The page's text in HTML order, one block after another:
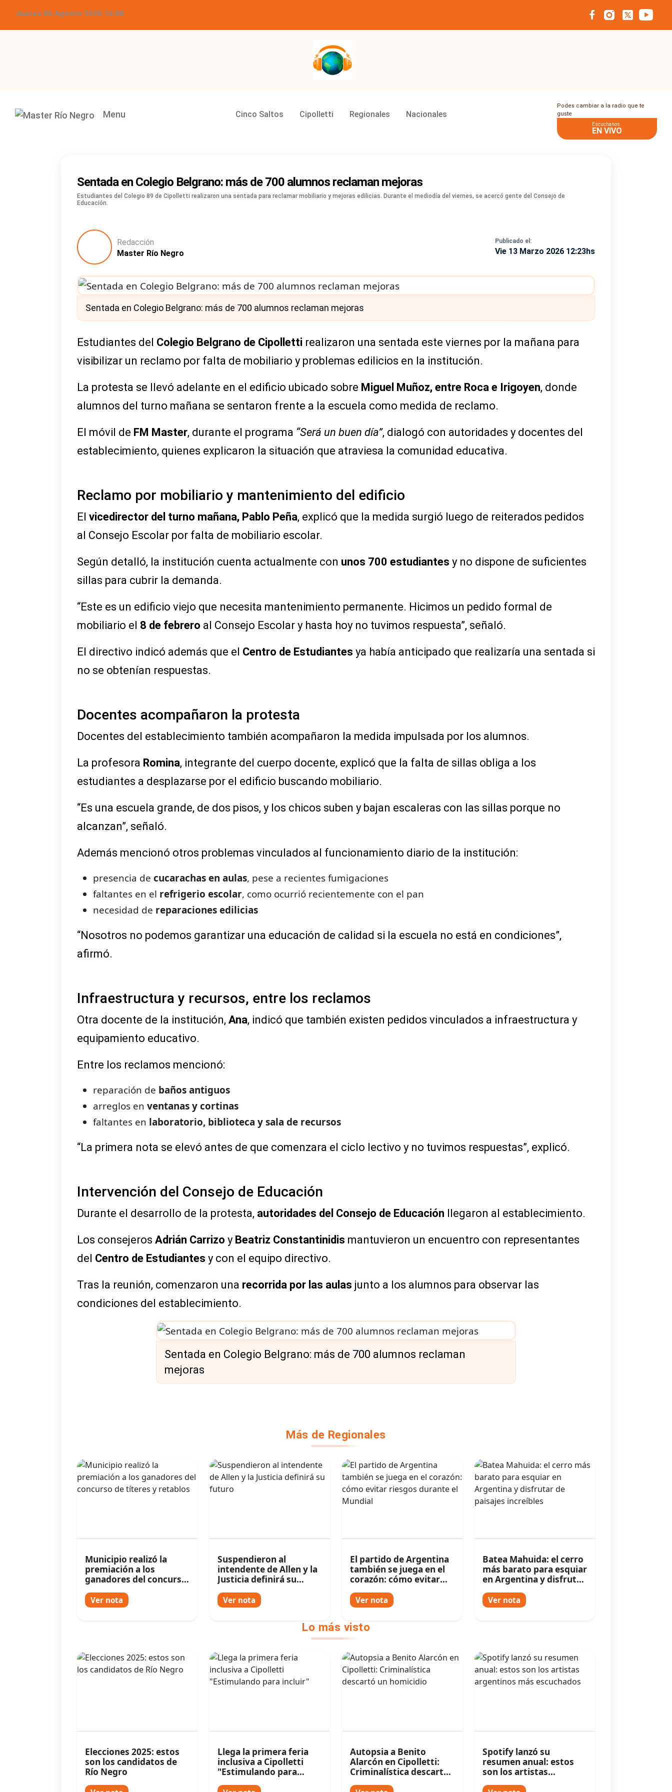
Jueves 06 Agosto 2026 16:08
Grupo Master Multimedios
Menu Cinco Saltos Cipolletti Regionales Nacionales
Podes cambiar a la radio que te
guste
Escuchanos
EN VIVO
Sentada en Colegio Belgrano: más de 700 alumnos reclaman mejoras
Estudiantes del Colegio 89 de Cipolletti realizaron una sentada para reclamar mobiliario y mejoras edilicias. Durante el mediodía del viernes, se acercó gente del Consejo de
Educación.
Redacción
Master Río Negro
Publicado el:
Vie 13 Marzo 2026 12:23hs
Sentada en Colegio Belgrano: más de 700 alumnos reclaman mejoras
Estudiantes del Colegio Belgrano de Cipolletti realizaron una sentada este viernes por la mañana para
visibilizar un reclamo por falta de mobiliario y problemas edilicios en la institución.
La protesta se llevó adelante en el edificio ubicado sobre Miguel Muñoz, entre Roca e Irigoyen, donde
alumnos del turno mañana se sentaron frente a la escuela como medida de reclamo.
El móvil de FM Master, durante el programa “Será un buen día”, dialogó con autoridades y docentes del
establecimiento, quienes explicaron la situación que atraviesa la comunidad educativa.
Reclamo por mobiliario y mantenimiento del edificio
El vicedirector del turno mañana, Pablo Peña, explicó que la medida surgió luego de reiterados pedidos
al Consejo Escolar por falta de mobiliario escolar.
Según detalló, la institución cuenta actualmente con unos 700 estudiantes y no dispone de suficientes
sillas para cubrir la demanda.
“Este es un edificio viejo que necesita mantenimiento permanente. Hicimos un pedido formal de
mobiliario el 8 de febrero al Consejo Escolar y hasta hoy no tuvimos respuesta”, señaló.
El directivo indicó además que el Centro de Estudiantes ya había anticipado que realizaría una sentada si
no se obtenían respuestas.
Docentes acompañaron la protesta
Docentes del establecimiento también acompañaron la medida impulsada por los alumnos.
La profesora Romina, integrante del cuerpo docente, explicó que la falta de sillas obliga a los
estudiantes a desplazarse por el edificio buscando mobiliario.
“Es una escuela grande, de dos pisos, y los chicos suben y bajan escaleras con las sillas porque no
alcanzan”, señaló.
Además mencionó otros problemas vinculados al funcionamiento diario de la institución:
presencia de cucarachas en aulas, pese a recientes fumigaciones
faltantes en el refrigerio escolar, como ocurrió recientemente con el pan
necesidad de reparaciones edilicias
“Nosotros no podemos garantizar una educación de calidad si la escuela no está en condiciones”,
afirmó.
Infraestructura y recursos, entre los reclamos
Otra docente de la institución, Ana, indicó que también existen pedidos vinculados a infraestructura y
equipamiento educativo.
Entre los reclamos mencionó:
reparación de baños antiguos
arreglos en ventanas y cortinas
faltantes en laboratorio, biblioteca y sala de recursos
“La primera nota se elevó antes de que comenzara el ciclo lectivo y no tuvimos respuestas”, explicó.
Intervención del Consejo de Educación
Durante el desarrollo de la protesta, autoridades del Consejo de Educación llegaron al establecimiento.
Los consejeros Adrián Carrizo y Beatriz Constantinidis mantuvieron un encuentro con representantes
del Centro de Estudiantes y con el equipo directivo.
Tras la reunión, comenzaron una recorrida por las aulas junto a los alumnos para observar las
condiciones del establecimiento.
Sentada en Colegio Belgrano: más de 700 alumnos reclaman
mejoras
Más de Regionales
Municipio realizó la
premiación a los
ganadores del concurso
Ver nota
Suspendieron al
intendente de Allen y la
Justicia definirá su
Ver nota
El partido de Argentina
también se juega en el
corazón: cómo evitar
Mundial
Ver nota
Batea Mahuida: el cerro
más barato para esquiar
en Argentina y disfrutar
Ver nota
Lo más visto
Elecciones 2025: estos
son los candidatos de
Río Negro
Llega la primera feria
inclusiva a Cipolletti
"Estimulando para
Autopsia a Benito
Alarcón en Cipolletti:
Criminalística descartó
Spotify lanzó su
resumen anual: estos
son los artistas